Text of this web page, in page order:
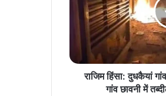
बीच
झड़प,राजिम हिंसा: दुधकैयां
गांव छावनी में